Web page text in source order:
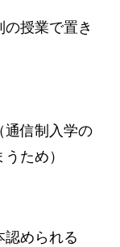
授業で置き
信制入学の
ため）
認められる